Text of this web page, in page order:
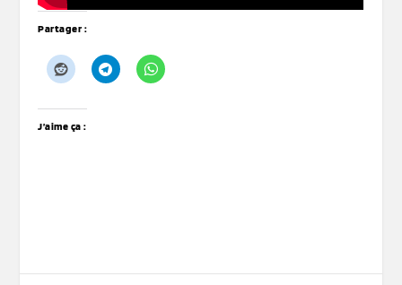
Partager :
J’aime ça :